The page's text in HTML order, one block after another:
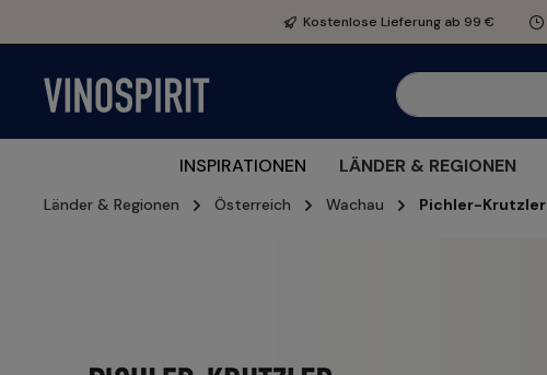
Zur Hauptnavigation springenKostenlose Lieferung ab 99 €
INSPIRATIONEN LÄNDER & REGIONEN
Länder & Regionen Österreich Wachau Pichler-Krutzler